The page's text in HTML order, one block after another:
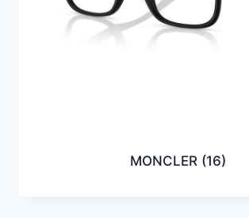
MONCLER (16)